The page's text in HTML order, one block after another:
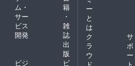
ム・
サー
ビス
開発
籍
・
雑
誌
出
版
ビジ
ビ
ー
と
は
ク
ラ
ウ
サ
ポ
ー